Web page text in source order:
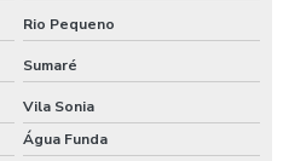
Rio Pequeno
Sumaré
Vila Sonia
Água Funda